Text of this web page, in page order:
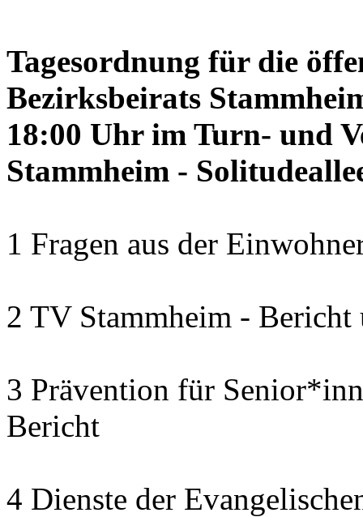
Tagesordnung für die
Bezirksbeirats
18:00 Uhr im Turn- und
Stammheim -
1 Fragen aus der
2 TV Stammheim - Bericht
3 Prävention für
Bericht
4 Dienste der